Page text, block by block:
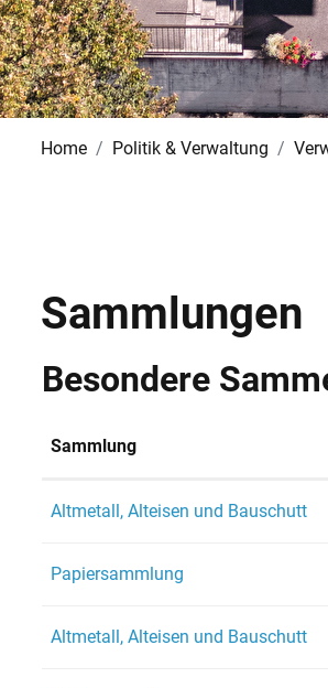
Home Politik & Verwaltung
Sammlungen
Besondere
Sammlung
Altmetall, Alteisen und Bauschutt
Papiersammlung
Altmetall, Alteisen und Bauschutt